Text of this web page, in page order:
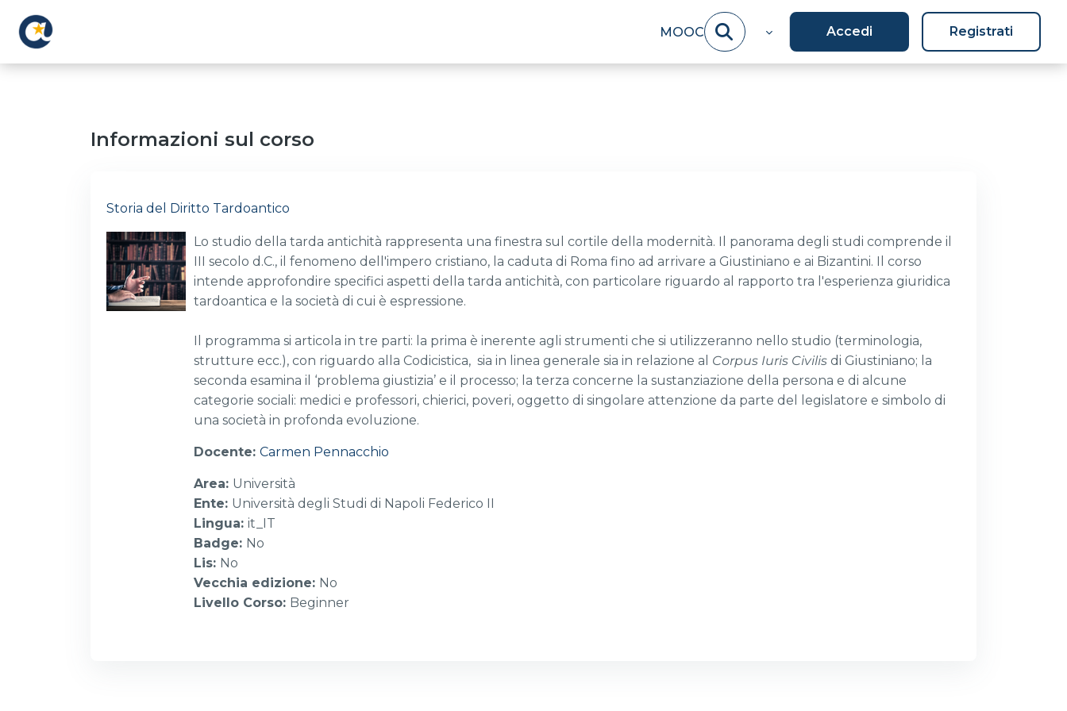
MOOC
Accedi Registrati
Informazioni sul corso
Storia del Diritto Tardoantico
Lo studio della tarda antichità rappresenta una finestra sul cortile della modernità. Il panorama degli studi comprende il
III secolo d.C., il fenomeno dell'impero cristiano, la caduta di Roma fino ad arrivare a Giustiniano e ai Bizantini. Il corso
intende approfondire specifici aspetti della tarda antichità, con particolare riguardo al rapporto tra l'esperienza giuridica
tardoantica e la società di cui è espressione.
Il programma si articola in tre parti: la prima è inerente agli strumenti che si utilizzeranno nello studio (terminologia,
strutture ecc.), con riguardo alla Codicistica, sia in linea generale sia in relazione al Corpus Iuris Civilis di Giustiniano; la
seconda esamina il ‘problema giustizia’ e il processo; la terza concerne la sustanziazione della persona e di alcune
categorie sociali: medici e professori, chierici, poveri, oggetto di singolare attenzione da parte del legislatore e simbolo di
una società in profonda evoluzione.
Docente: Carmen Pennacchio
Area: Università
Ente: Università degli Studi di Napoli Federico II
Lingua: it_IT
Badge: No
Lis: No
Vecchia edizione: No
Livello Corso: Beginner